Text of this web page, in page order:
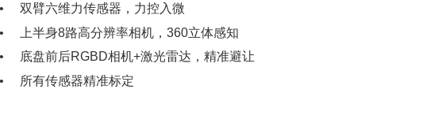
双臂六维力传感器，力控入微
上半身8路高分辨率相机，360立体感知
底盘前后RGBD相机+激光雷达，精准避让
所有传感器精准标定